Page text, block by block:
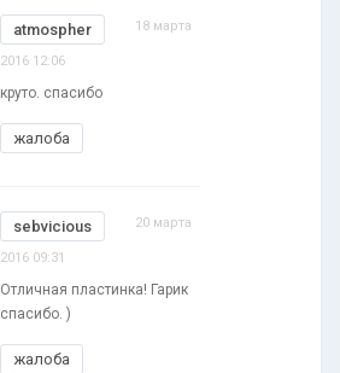
atmospher 18 марта
2016 12:06
круто. спасибо
жалоба
sebvicious 20 марта
2016 09:31
Отличная пластинка! Гарик
спасибо. )
жалоба